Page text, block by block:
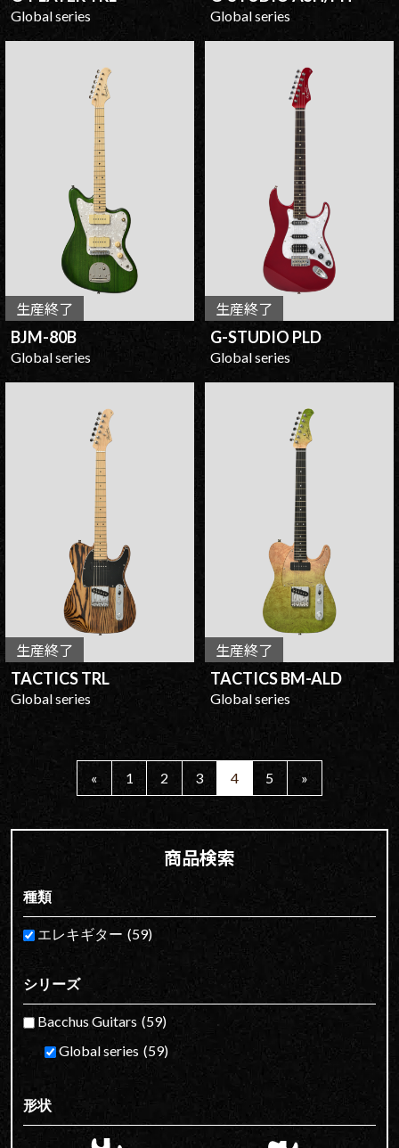
Global series Global series
生産終了
BJM-80B
Global series
生産終了
G-STUDIO PLD
Global series
生産終了
TACTICS TRL
Global series
生産終了
TACTICS BM-ALD
Global series
« 1 2 3 4 5 »
商品検索
種類
エレキギター (59)
シリーズ
Bacchus Guitars (59)
Global series (59)
形状